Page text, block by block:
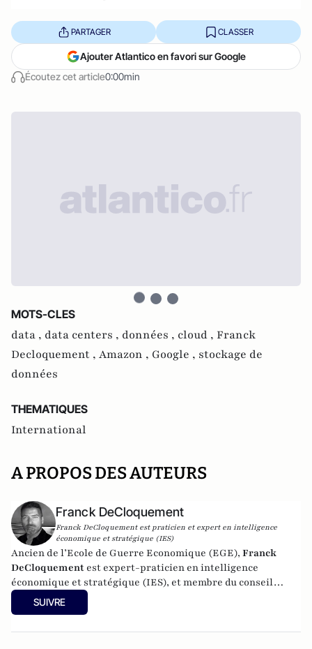
Écoutez cet article0:00min
PARTAGER CLASSER
Ajouter Atlantico en favori sur Google
MOTS-CLES
data , data centers , données , cloud , Franck
Decloquement , Amazon , Google , stockage de
données
THEMATIQUES
International
A PROPOS DES AUTEURS
Franck DeCloquement
Franck DeCloquement est praticien et expert en intelligence
économique et stratégique (IES)
Ancien de l’Ecole de Guerre Economique (EGE), Franck
DeCloquement est expert-praticien en intelligence
économique et stratégique (IES), et membre du conseil
scientifique de l’Institut d’Études de Géopolitique
Appliquée - EGA. Il intervient comme conseil en appui aux
SUIVRE